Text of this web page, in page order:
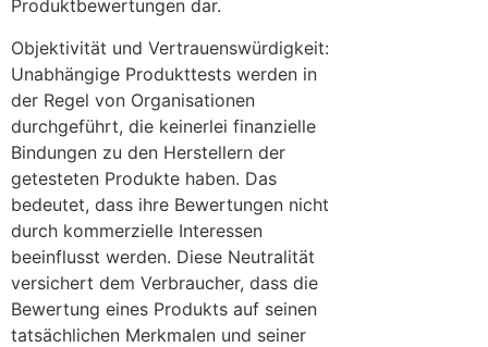
Produktbewertungen dar.
Objektivität und Vertrauenswürdigkeit:
Unabhängige Produkttests werden in
der Regel von Organisationen
durchgeführt, die keinerlei finanzielle
Bindungen zu den Herstellern der
getesteten Produkte haben. Das
bedeutet, dass ihre Bewertungen nicht
durch kommerzielle Interessen
beeinflusst werden. Diese Neutralität
versichert dem Verbraucher, dass die
Bewertung eines Produkts auf seinen
tatsächlichen Merkmalen und seiner